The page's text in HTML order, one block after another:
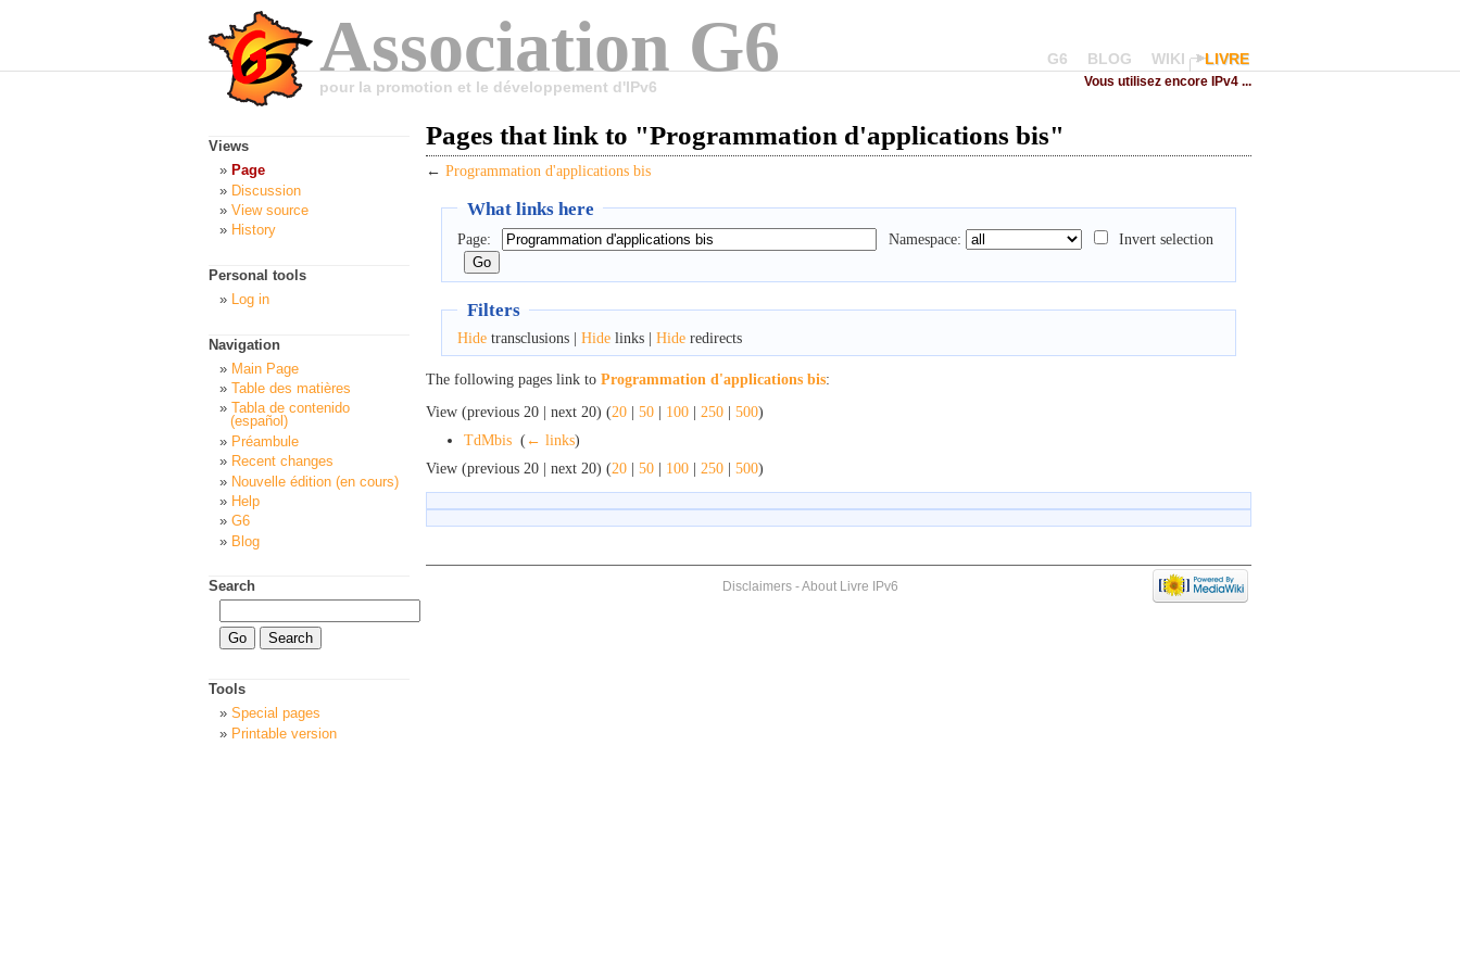
Association G6
pour la promotion et le développement d'IPv6
G6 BLOG WIKI LIVRE
Vous utilisez encore IPv4 ...
Pages that link to "Programmation d'applications bis"
← Programmation d'applications bis
What links here
Page: Namespace: Invert selection
Filters
Hidetransclusions | Hidelinks | Hideredirects
The following pages link to Programmation d'applications bis:
View (previous 20 | next 20) (20 | 50 | 100 | 250 | 500)
TdMbis ( ← links)
View (previous 20 | next 20) (20 | 50 | 100 | 250 | 500)
Views
Page
Discussion
View source
History
Personal tools
Log in
Navigation
Main Page
Table des matières
Tabla de contenido
(español)
Préambule
Recent changes
Nouvelle édition (en cours)
Help
G6
Blog
Search
Tools
Special pages
Printable version
Disclaimers-About Livre IPv6